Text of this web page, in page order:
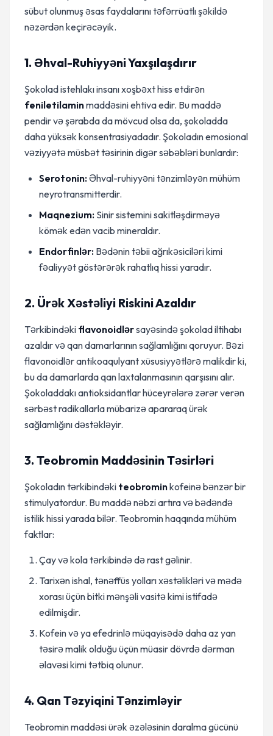
sübut olunmuş əsas faydalarını təfərrüatlı şəkildə
nəzərdən keçirəcəyik.
1. Əhval-Ruhiyyəni Yaxşılaşdırır
Şokolad istehlakı insanı xoşbəxt hiss etdirən
feniletilaminmaddəsini ehtiva edir. Bu maddə
pendir və şərabda da mövcud olsa da, şokoladda
daha yüksək konsentrasiyadadır. Şokoladın emosional
vəziyyətə müsbət təsirinin digər səbəbləri bunlardır:
Serotonin:Əhval-ruhiyyəni tənzimləyən mühüm
neyrotransmitterdir.
Maqnezium: Sinir sistemini sakitləşdirməyə
kömək edən vacib mineraldır.
Endorfinlər: Bədənin təbii ağrıkəsiciləri kimi
fəaliyyət göstərərək rahatlıq hissi yaradır.
2. Ürək Xəstəliyi Riskini Azaldır
Tərkibindəki flavonoidlərsayəsində şokolad iltihabı
azaldır və qan damarlarının sağlamlığını qoruyur. Bəzi
flavonoidlər antikoaqulyant xüsusiyyətlərə malikdir ki,
bu da damarlarda qan laxtalanmasının qarşısını alır.
Şokoladdakı antioksidantlar hüceyrələrə zərər verən
sərbəst radikallarla mübarizə apararaq ürək
sağlamlığını dəstəkləyir.
3. Teobromin Maddəsinin Təsirləri
Şokoladın tərkibindəki teobrominkofeinə bənzər bir
stimulyatordur. Bu maddə nəbzi artıra və bədəndə
istilik hissi yarada bilər. Teobromin haqqında mühüm
faktlar:
Çay və kola tərkibində də rast gəlinir.
Tarixən ishal, tənəffüs yolları xəstəlikləri və mədə
xorası üçün bitki mənşəli vasitə kimi istifadə
edilmişdir.
Kofein və ya efedrinlə müqayisədə daha az yan
təsirə malik olduğu üçün müasir dövrdə dərman
əlavəsi kimi tətbiq olunur.
4. Qan Təzyiqini Tənzimləyir
Teobromin maddəsi ürək əzələsinin daralma gücünü